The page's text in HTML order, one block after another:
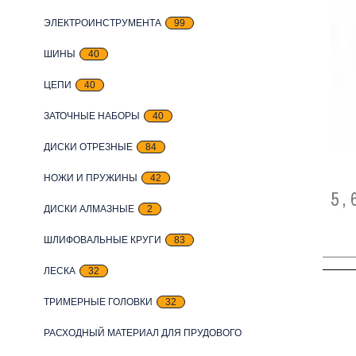
ЭЛЕКТРОИНСТРУМЕНТА 99
ШИНЫ 40
ЦЕПИ 40
ЗАТОЧНЫЕ НАБОРЫ 40
ДИСКИ ОТРЕЗНЫЕ 84
НОЖИ И ПРУЖИНЫ 42
ДИСКИ АЛМАЗНЫЕ 2
ШЛИФОВАЛЬНЫЕ КРУГИ 83
ЛЕСКА 32
ТРИМЕРНЫЕ ГОЛОВКИ 32
РАСХОДНЫЙ МАТЕРИАЛ ДЛЯ ПРУДОВОГО